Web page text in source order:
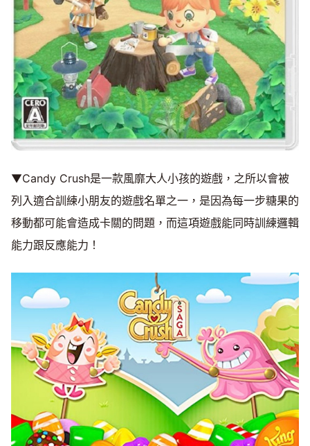
▼Candy Crush是一款風靡大人小孩的遊戲，之所以會被
列入適合訓練小朋友的遊戲名單之一，是因為每一步糖果的
移動都可能會造成卡關的問題，而這項遊戲能同時訓練邏輯
能力跟反應能力！